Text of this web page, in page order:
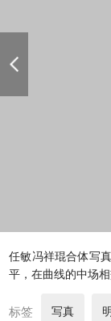
任敏冯祥琨合体写
平，在曲线的中场
标签 写真